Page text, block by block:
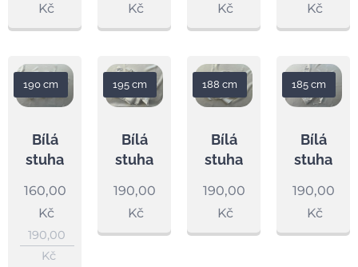
Kč
Kč
Kč
Kč
Bílá
stuha
190 cm
160,00
Kč
190,00
Kč
Bílá
stuha
195 cm
190,00
Kč
Bílá
stuha
188 cm
190,00
Kč
Bílá
stuha
185 cm
190,00
Kč